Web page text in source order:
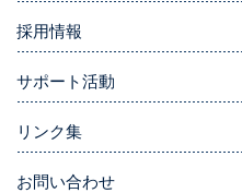
採用情報
サポート活動
リンク集
お問い合わせ